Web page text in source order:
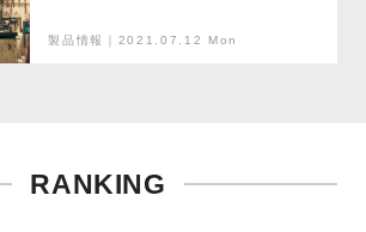
製品情報｜2021.07.12 Mon
RANKING